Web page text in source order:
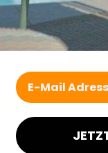
Top bewertet
H.O.C.K. Refosco